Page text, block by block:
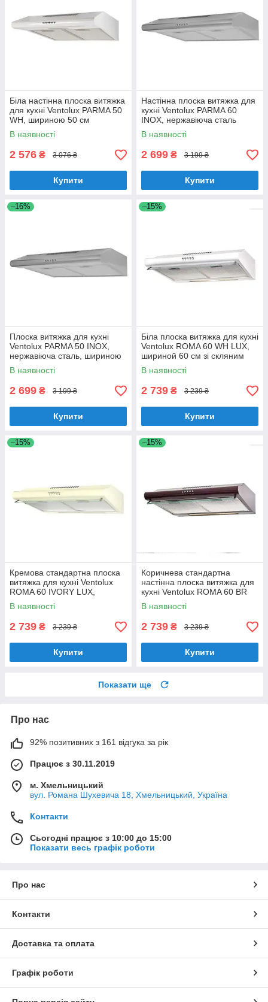
Біла настінна плоска витяжка
для кухні Ventolux PARMA 50
WH, шириною 50 см
В наявності
2 576 ₴ 3 076 ₴
Купити
Настінна плоска витяжка для
кухні Ventolux PARMA 60
INOX, нержавіюча сталь
шириною 60 см
В наявності
2 699 ₴ 3 199 ₴
Купити
–16%
Плоска витяжка для кухні
Ventolux PARMA 50 INOX,
нержавіюча сталь, шириною
50 см, під навісну шафу
В наявності
2 699 ₴ 3 199 ₴
Купити
–15%
Біла плоска витяжка для кухні
Ventolux ROMA 60 WH LUX,
шириной 60 см зі скляним
козирком
В наявності
2 739 ₴ 3 239 ₴
Купити
–15%
Кремова стандартна плоска
витяжка для кухні Ventolux
ROMA 60 IVORY LUX,
шириною 60 см, під навісну
шафу
В наявності
2 739 ₴ 3 239 ₴
Купити
–15%
Коричнева стандартна
настінна плоска витяжка для
кухні Ventolux ROMA 60 BR
LUX, шириною 60 см
В наявності
2 739 ₴ 3 239 ₴
Купити
Показати ще
Про нас
92% позитивних з 161 відгука за рік
Працює з 30.11.2019
м. Хмельницький
вул. Романа Шухевича 18, Хмельницький, Україна
Контакти
Сьогодні працює з 10:00 до 15:00
Показати весь графік роботи
Про нас
Контакти
Доставка та оплата
Графік роботи